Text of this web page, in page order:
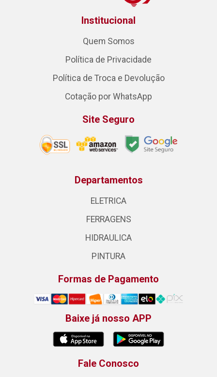
Institucional
Quem Somos
Política de Privacidade
Política de Troca e Devolução
Cotação por WhatsApp
Site Seguro
Departamentos
ELETRICA
FERRAGENS
HIDRAULICA
PINTURA
Formas de Pagamento
Baixe já nosso APP
Fale Conosco